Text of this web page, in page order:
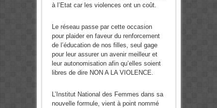
à l’Etat car les violences ont un coût.
Le réseau passe par cette occasion
pour plaider en faveur du renforcement
de l’éducation de nos filles, seul gage
pour leur assurer un avenir meilleur et
leur autonomisation afin qu’elles soient
libres de dire NON A LA VIOLENCE.
L’Institut National des Femmes dans sa
nouvelle formule, vient à point nommé